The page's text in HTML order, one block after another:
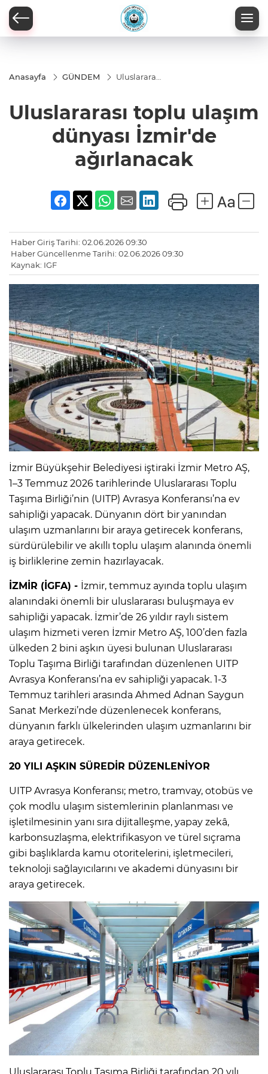
Anasayfa GÜNDEM
Uluslararası
dünyası
İzmir'de
ağırlanacak
Uluslararası toplu ulaşım
dünyası İzmir'de
ağırlanacak
Haber Giriş Tarihi: 02.06.2026 09:30
Haber Güncellenme Tarihi: 02.06.2026 09:30
Kaynak: IGF
İzmir Büyükşehir Belediyesi iştiraki İzmir Metro AŞ,
1–3 Temmuz 2026 tarihlerinde Uluslararası Toplu
Taşıma Birliği’nin (UITP) Avrasya Konferansı’na ev
sahipliği yapacak. Dünyanın dört bir yanından
ulaşım uzmanlarını bir araya getirecek konferans,
sürdürülebilir ve akıllı toplu ulaşım alanında önemli
iş birliklerine zemin hazırlayacak.
İZMİR (İGFA) - İzmir, temmuz ayında toplu ulaşım
alanındaki önemli bir uluslararası buluşmaya ev
sahipliği yapacak. İzmir’de 26 yıldır raylı sistem
ulaşım hizmeti veren İzmir Metro AŞ, 100’den fazla
ülkeden 2 bini aşkın üyesi bulunan Uluslararası
Toplu Taşıma Birliği tarafından düzenlenen UITP
Avrasya Konferansı’na ev sahipliği yapacak. 1-3
Temmuz tarihleri arasında Ahmed Adnan Saygun
Sanat Merkezi’nde düzenlenecek konferans,
dünyanın farklı ülkelerinden ulaşım uzmanlarını bir
araya getirecek.
20 YILI AŞKIN SÜREDİR DÜZENLENİYOR
UITP Avrasya Konferansı; metro, tramvay, otobüs ve
çok modlu ulaşım sistemlerinin planlanması ve
işletilmesinin yanı sıra dijitalleşme, yapay zekâ,
karbonsuzlaşma, elektrifikasyon ve türel sıçrama
gibi başlıklarda kamu otoritelerini, işletmecileri,
teknoloji sağlayıcılarını ve akademi dünyasını bir
araya getirecek.
Uluslararası Toplu Taşıma Birliği tarafından 20 yılı